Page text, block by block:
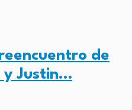
de
y Justin…